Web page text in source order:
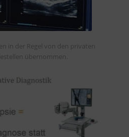
in der Regel von den privaten
übernommen.